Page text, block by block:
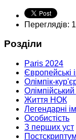
Переглядів:
Розділи
Paris 2024
Європейські
Олімпік-
Життя НОК
Легендарні
Особистість
З перших уст
Постскриптум